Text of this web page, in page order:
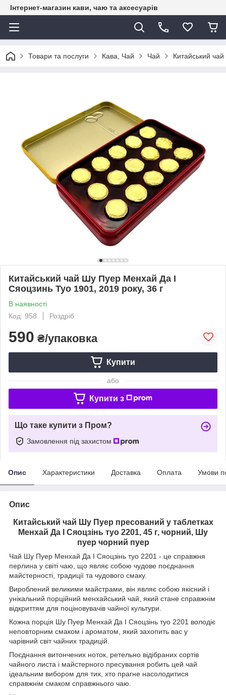
Інтернет-магазин кави, чаю та аксесуарів
Товари та послуги Кава, Чай Чай Китайський чай
Китайський чай Шу Пуер Менхай Да І
Сяоцзинь Туо 1901, 2019 року, 36 г
В наявності
Код: 958
Роздріб
590 ₴/упаковка
Купити
або
Купити з
Що таке купити з Пром?
Замовлення під захистом
Опис Характеристики Доставка Оплата Умови
Опис
Китайський чай Шу Пуер пресований у таблетках
Менхай Да І Сяоцзінь туо 2201, 45 г, чорний, Шу
пуер чорний пуер
Чай Шу Пуер Менхай Да І Сяоцзінь туо 2201 - це справжня
перлина у світі чаю, що являє собою чудове поєднання
майстерності, традиції та чудового смаку.
Вироблений великими майстрами, він являє собою якісний і
унікальний порційний менхайський чай, який стане справжнім
відкриттям для поціновувачів чайної культури.
Кожна порція Шу Пуер Менхай Да І Сяоцзінь туо 2201 володіє
неповторним смаком і ароматом, який захопить вас у
чарівний світ чайних традицій.
Поєднання витончених ноток, ретельно відібраних сортів
чайного листа і майстерного пресування робить цей чай
ідеальним вибором для тих, хто прагне насолодитися
справжнім смаком справжнього чаю.